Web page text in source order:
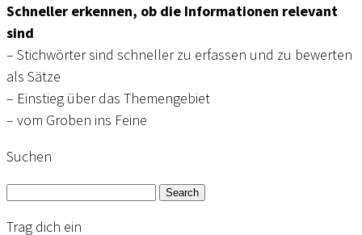
Schneller erkennen, ob die Informationen relevant
sind
– Stichwörter sind schneller zu erfassen und zu bewerten
als Sätze
– Einstieg über das Themengebiet
– vom Groben ins Feine
Suchen
Search
Trag dich ein